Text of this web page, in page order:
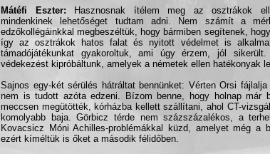
Mátéfi Eszter: Hasznosnak ítélem meg az osztrákok
mindenkinek lehetőséget tudtam adni. Nem számít a
edzőkollégáinkkal megbeszéltük, hogy bármiben segítenek,
így az osztrákok hatos falat és nyitott védelmet is
támadójátékunkat gyakoroltuk, ami úgy érzem, jól
védekezést kipróbáltunk, amelyek a németek ellen hatékonyak
Sajnos egy-két sérülés hátráltat bennünket: Vérten Orsi
nem is tudott azóta edzeni. Bízom benne, hogy holnap már
meccsen megütötték, kórházba kellett szállítani, ahol CT-
komolyabb baja. Görbicz térde nem százszázalékos, a
Kovacsicz Móni Achilles-problémákkal küzd, amelyet még a
ezért kíméltük is őket a második félidőben.